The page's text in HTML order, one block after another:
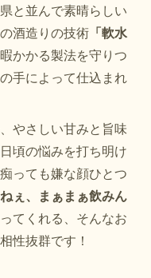
と並んで素晴らしい
酒造りの技術 「軟水
かかる製法を守りつ
の手によって仕込まれ
やさしい甘みと旨味
頃の悩みを打ち明け
っても嫌な顔ひとつ
ぇ、まぁまぁ飲みん
てくれる、そんなお
性抜群です！